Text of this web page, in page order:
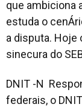
que ambiciona
estuda o
a disputa. Hoje
sinecura do
DNIT -N
federais, o